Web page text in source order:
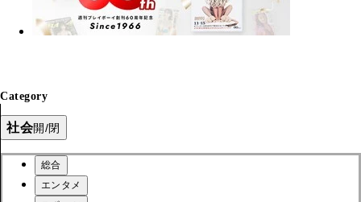
Category
社会開/閉
総合
エンタメ